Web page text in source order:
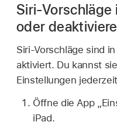
Siri-Vorschläge
oder
Siri-Vorschläge sind
aktiviert. Du kannst
Einstellungen
Öffne die App
iPad.